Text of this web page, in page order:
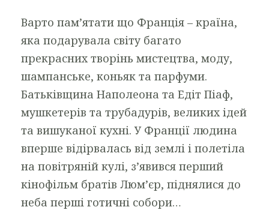
Варто пам’ятати що Франція – країна,
яка подарувала світу багато
прекрасних творінь мистецтва, моду,
шампанське, коньяк та парфуми.
Батьківщина Наполеона та Едіт Піаф,
мушкетерів та трубадурів, великих ідей
та вишуканої кухні. У Франції людина
вперше відірвалась від землі і полетіла
на повітряній кулі, з’явився перший
кінофільм братів Люм’єр, піднялися до
неба перші готичні собори…